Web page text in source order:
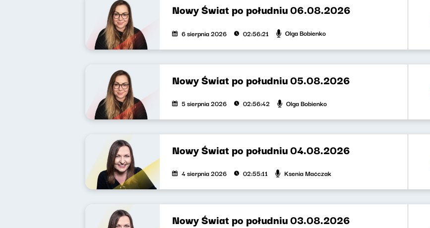
Nowy Świat po południu 06.08.2026
6 sierpnia 2026 02:56:21 Olga Bobienko
Nowy Świat po południu 05.08.2026
5 sierpnia 2026 02:56:42 Olga Bobienko
Nowy Świat po południu 04.08.2026
4 sierpnia 2026 02:55:11 Ksenia Maćczak
Nowy Świat po południu 03.08.2026